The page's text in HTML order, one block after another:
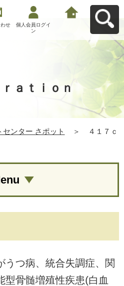
せ
個人会員ログイ
ン
ａｔｉｏｎ
ンター さポット ＞
４１７ｃ
うつ病、統合失調症、関
型骨髄増殖性疾患(白血